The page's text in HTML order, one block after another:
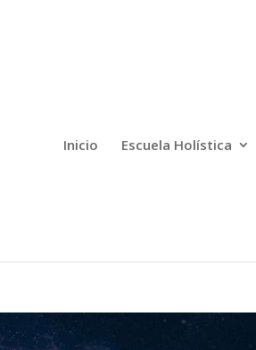
Inicio Escuela Holística